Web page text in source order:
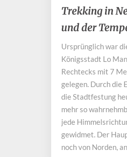
Trekking
in
Nepal:
Mantang
und
der
Tempel
der
Mandala
Trekking in
und der
Ursprünglich war
Königsstadt Lo
Rechtecks mit 7
gelegen. Durch die
die Stadtfestung
mehr so
jede
gewidmet. Der
noch von Norden,